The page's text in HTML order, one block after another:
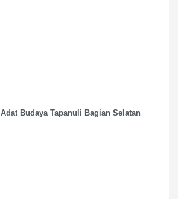
Adat Budaya Tapanuli Bagian Selatan